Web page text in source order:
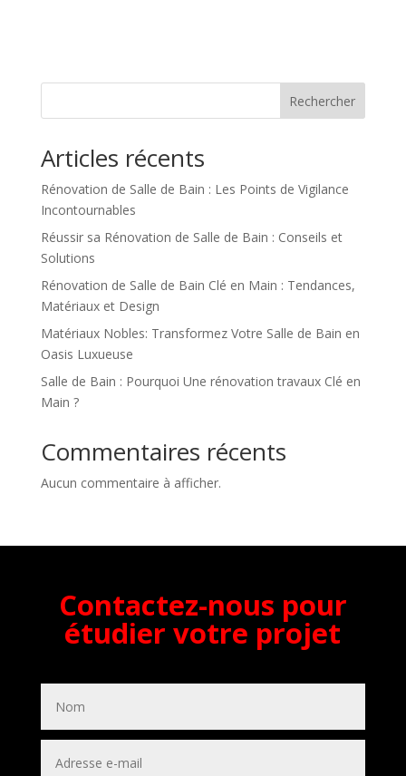
Rechercher
Articles récents
Rénovation de Salle de Bain : Les Points de Vigilance
Incontournables
Réussir sa Rénovation de Salle de Bain : Conseils et
Solutions
Rénovation de Salle de Bain Clé en Main : Tendances,
Matériaux et Design
Matériaux Nobles: Transformez Votre Salle de Bain en
Oasis Luxueuse
Salle de Bain : Pourquoi Une rénovation travaux Clé en
Main ?
Commentaires récents
Aucun commentaire à afficher.
Contactez-nous pour
étudier votre projet